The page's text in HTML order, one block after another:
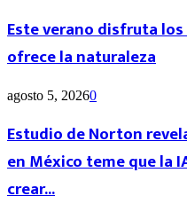
Este verano disfruta
ofrece la naturaleza
agosto 5, 20260
Estudio de Norton
en México teme que la
crear...